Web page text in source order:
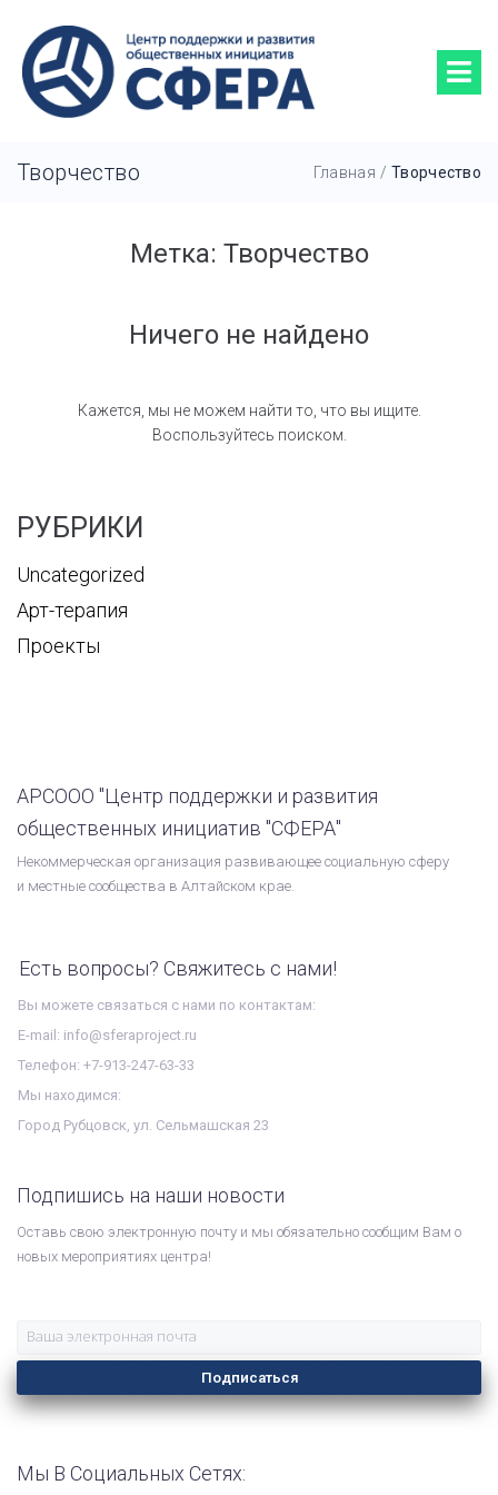
Творчество Главная / Творчество
Метка: Творчество
Ничего не найдено
Кажется, мы не можем найти то, что вы ищите.
Воспользуйтесь поиском.
РУБРИКИ
Uncategorized
Арт-терапия
Проекты
АРСООО "Центр поддержки и развития
общественных инициатив "СФЕРА"
Некоммерческая организация развивающее социальную сферу
и местные сообщества в Алтайском крае.
Есть вопросы? Свяжитесь с нами!
Вы можете связаться с нами по контактам:
E-mail: info@sferaproject.ru
Телефон: +7-913-247-63-33
Мы находимся:
Город Рубцовск, ул. Сельмашская 23
Подпишись на наши новости
Оставь свою электронную почту и мы обязательно сообщим Вам о
новых мероприятиях центра!
Подписаться
Мы В Социальных Сетях: